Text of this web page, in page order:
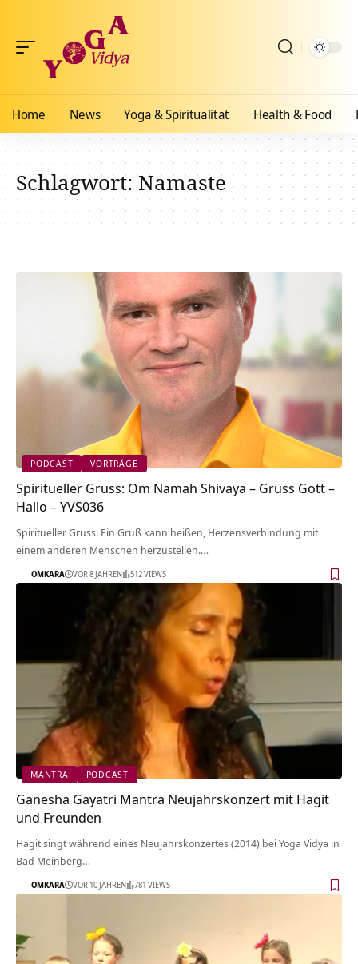
Home News Yoga & Spiritualität Health & Food
Schlagwort:Namaste
PODCAST VORTRÄGE
Spiritueller Gruss: Om Namah Shivaya – Grüss Gott –
Hallo – YVS036
Spiritueller Gruss: Ein Gruß kann heißen, Herzensverbindung mit
einem anderen Menschen herzustellen.…
OMKARA VOR 8 JAHREN 512 VIEWS
MANTRA PODCAST
Ganesha Gayatri Mantra Neujahrskonzert mit Hagit
und Freunden
Hagit singt während eines Neujahrskonzertes (2014) bei Yoga Vidya in
Bad Meinberg…
OMKARA VOR 10 JAHREN 781 VIEWS